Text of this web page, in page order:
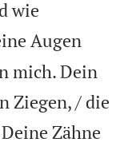
wie
Augen
mich. Dein
Ziegen, / die
Deine Zähne